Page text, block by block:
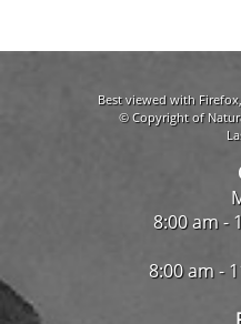
Best viewed with
© Copyright of
8:00 am -
8:00 am -